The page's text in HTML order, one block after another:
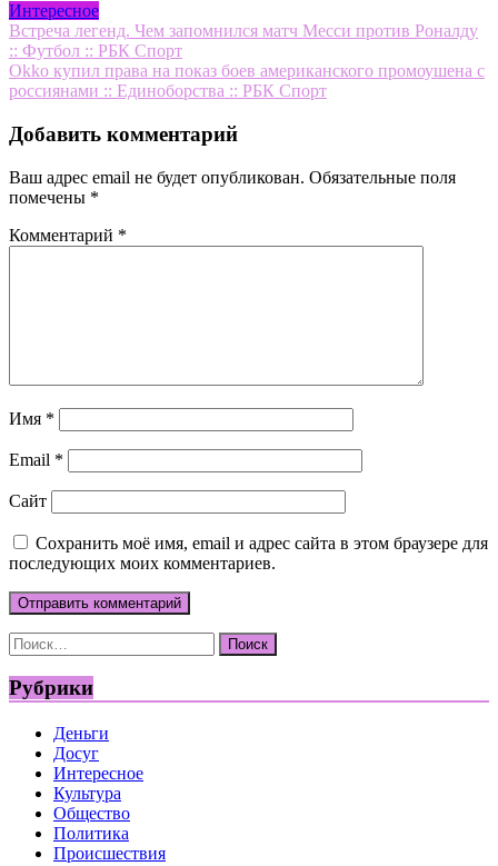
Интересное
Навигация
по
записям
Встреча легенд. Чем запомнился матч Месси против Роналду
:: Футбол :: РБК Спорт
Okko купил права на показ боев американского промоушена с
россиянами :: Единоборства :: РБК Спорт
Добавить комментарий
Ваш адрес email не будет опубликован. Обязательные поля
помечены *
Комментарий *
Имя *
Email *
Сайт
Сохранить моё имя, email и адрес сайта в этом браузере для
последующих моих комментариев.
Найти:
Рубрики
Деньги
Досуг
Интересное
Культура
Общество
Политика
Происшествия